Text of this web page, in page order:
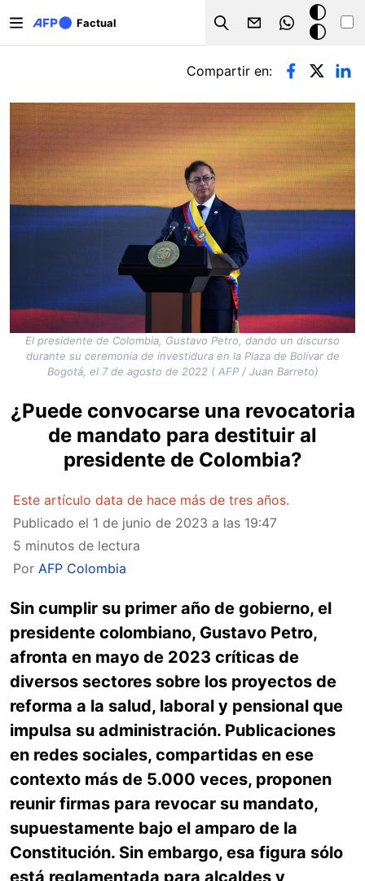
Factual
Search
Modo
oscuro
Solapas principales
Compartir en:
El presidente de Colombia, Gustavo Petro, dando un discurso
durante su ceremonia de investidura en la Plaza de Bolívar de
Bogotá, el 7 de agosto de 2022 ( AFP / Juan Barreto)
¿Puede convocarse una revocatoria
de mandato para destituir al
presidente de Colombia?
Este artículo data de hace más de tres años.
Publicado el 1 de junio de 2023 a las 19:47
5 minutos de lectura
Por AFP Colombia
Sin cumplir su primer año de gobierno, el
presidente colombiano, Gustavo Petro,
afronta en mayo de 2023 críticas de
diversos sectores sobre los proyectos de
reforma a la salud, laboral y pensional que
impulsa su administración. Publicaciones
en redes sociales, compartidas en ese
contexto más de 5.000 veces, proponen
reunir firmas para revocar su mandato,
supuestamente bajo el amparo de la
Constitución. Sin embargo, esa figura sólo
está reglamentada para alcaldes y